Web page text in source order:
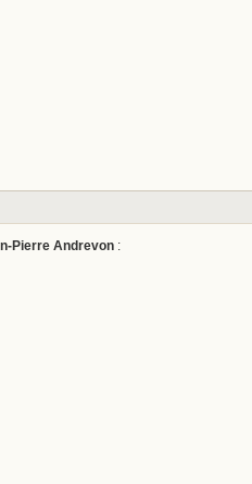
Pierre Andrevon :